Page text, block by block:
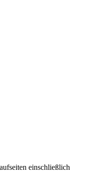
einschließlich